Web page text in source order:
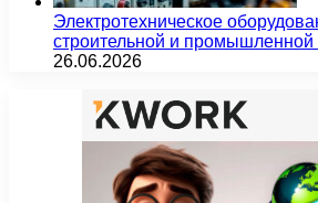
Электротехническое
строительной и промышленной
26.06.2026